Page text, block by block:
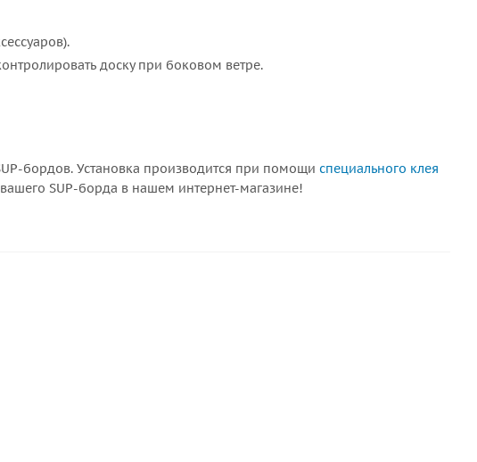
доску при боковом ветре.
бордов. Установка производится при помощи специального клея
SUP-борда в нашем интернет-магазине!